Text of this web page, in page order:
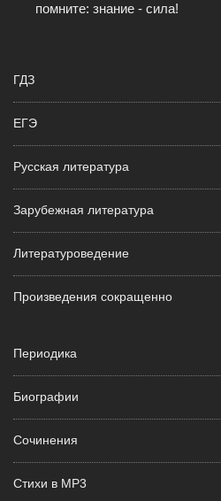
помните: знание - сила!
ГДЗ
ЕГЭ
Русская литература
Зарубежная литература
Литературоведение
Произведения сокращенно
Периодика
Биографии
Сочинения
Стихи в MP3